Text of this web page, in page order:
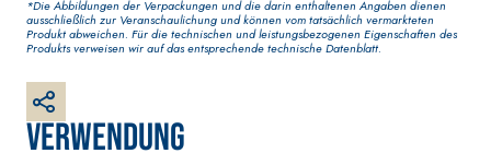
Verwendung
*Die Abbildungen der Verpackungen und die darin enthaltenen Angaben dienen
ausschließlich zur Veranschaulichung und können vom tatsächlich vermarkteten
Produkt abweichen. Für die technischen und leistungsbezogenen Eigenschaften des
Produkts verweisen wir auf das entsprechende technische Datenblatt.
Faserverstärkter weißer
Grundputz auf Basis von
Luftkalk, für innen und